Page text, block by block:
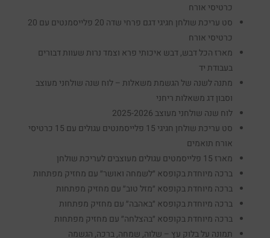
כרטיסי אורח
סט עריכת שולחן חגיגי דגם פרחי שדה 20 פלייסמנטים עם 20
כרטיסי אורח
מארז הכל דבש, דבש איכותי פרא וצמד נרות שעוות דבורים
בעבודת יד
מתנה לשנה של הגשמת משאלות – לוח שנה שולחני מעוצב
וסבון דג משאלות ריחני
לוח שנה שולחני מעוצב 2025-2026
סט עריכת שולחן חגיגי 15 פלייסמנטים עגולים עם 15 כרטיסי
אורח תואמים
מארז 15 פלייסמטים עגולים מעוצבים לעריכת שולחן
ברכה מיוחדת בקופסא ״לשמחה ואושר״ עם מחזיק מפתחות
ברכה מיוחדת בקופסא ״מזל טוב״ עם מחזיק מפתחות
ברכה מיוחדת בקופסא ״באהבה״ עם מחזיק מפתחות
ברכה מיוחדת בקופסא ״בהצלחה״ עם מחזיק מפתחות
תמונה על בלוק עץ – שלוה, שמחה, ברכה, הגשמה